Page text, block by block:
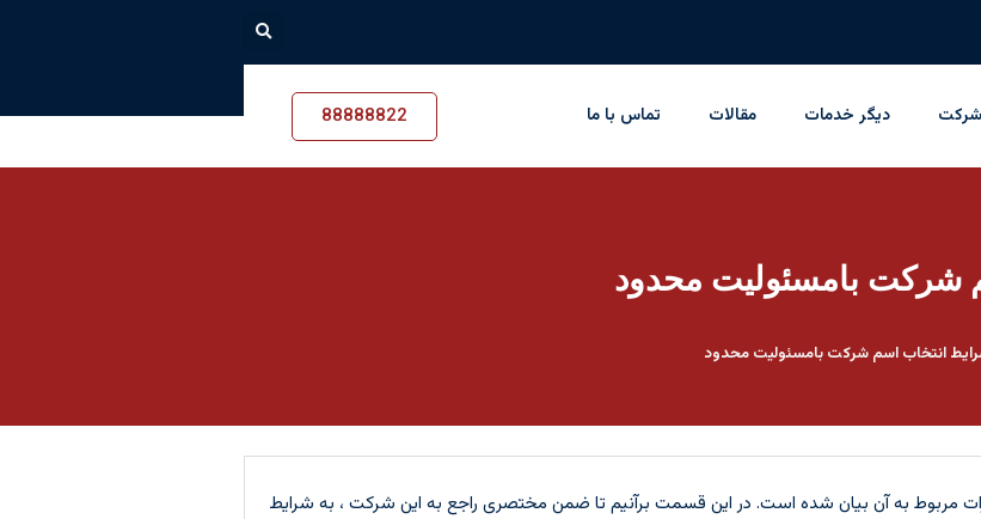
شرکت دیگر خدمات مقالات تماس با ما 88888822
شرکت بامسئولیت محدود
انتخاب اسم شرکت بامسئولیت محدود
مربوط به آن بیان شده است. در این قسمت برآنیم تا ضمن مختصری راجع به این شرکت ، به شرایط